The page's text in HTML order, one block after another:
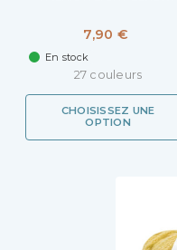
7,90 €
En stock
27 couleurs
CHOISISSEZ UNE
OPTION